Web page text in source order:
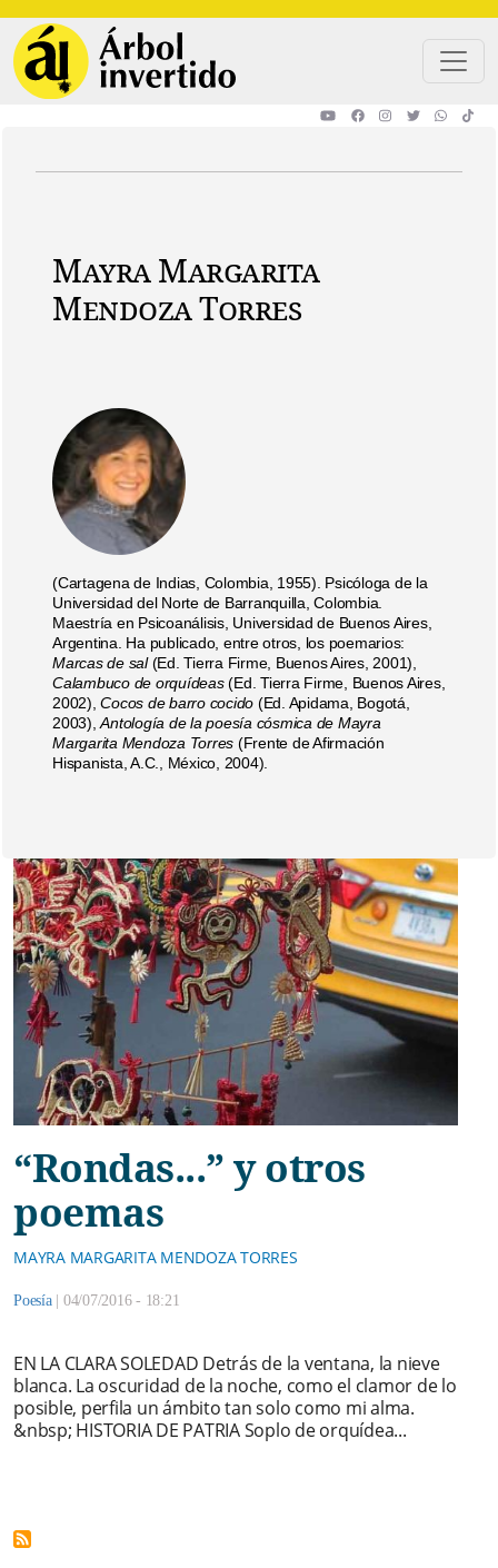
Mayra Margarita
Mendoza Torres
(Cartagena de Indias, Colombia, 1955). Psicóloga de la
Universidad del Norte de Barranquilla, Colombia.
Maestría en Psicoanálisis, Universidad de Buenos Aires,
Argentina. Ha publicado, entre otros, los poemarios:
Marcas de sal(Ed. Tierra Firme, Buenos Aires, 2001),
Calambuco de orquídeas(Ed. Tierra Firme, Buenos Aires,
2002),Cocos de barro cocido (Ed. Apidama, Bogotá,
2003),Antología de la poesía cósmica de Mayra
Margarita Mendoza Torres (Frente de Afirmación
Hispanista, A.C., México, 2004).
“Rondas...” y otros
poemas
MAYRA MARGARITA MENDOZA TORRES
Poesía | 04/07/2016 - 18:21
EN LA CLARA SOLEDAD Detrás de la ventana, la nieve
blanca. La oscuridad de la noche, como el clamor de lo
posible, perfila un ámbito tan solo como mi alma.
&nbsp; HISTORIA DE PATRIA Soplo de orquídea...